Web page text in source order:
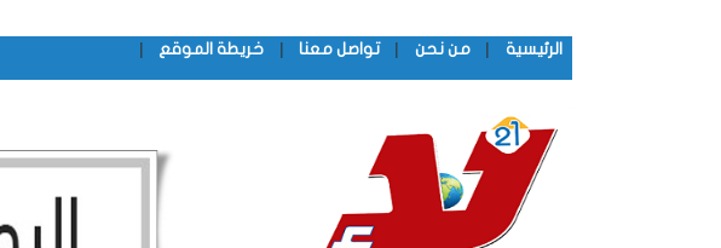
الرئيسية | من نحن | تواصل معنا | خريطة الموقع |